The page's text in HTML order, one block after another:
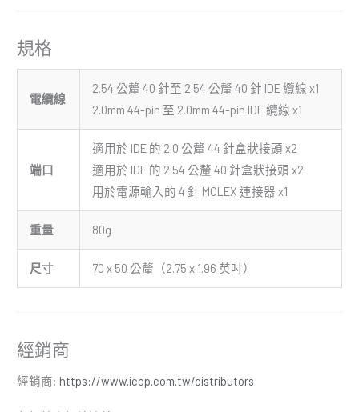
規格
電纜線
2.54 公釐 40 針至 2.54 公釐 40 針 IDE 纜線 x1
2.0mm 44-pin 至 2.0mm 44-pin IDE 纜線 x1
端口
適用於 IDE 的 2.0 公釐 44 針盒狀接頭 x2
適用於 IDE 的 2.54 公釐 40 針盒狀接頭 x2
用於電源輸入的 4 針 MOLEX 連接器 x1
重量 80g
尺寸 70 x 50 公釐（2.75 x 1.96 英吋）
經銷商
經銷商: https://www.icop.com.tw/distributors